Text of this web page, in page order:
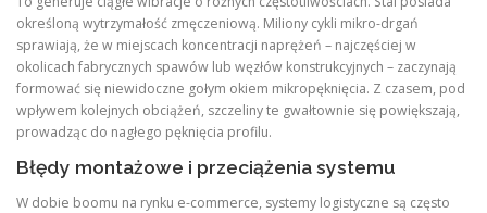
określoną wytrzymałość zmęczeniową. Miliony cykli mikro-drgań
sprawiają, że w miejscach koncentracji naprężeń – najczęściej w
okolicach fabrycznych spawów lub węzłów konstrukcyjnych – zaczynają
formować się niewidoczne gołym okiem mikropęknięcia. Z czasem, pod
wpływem kolejnych obciążeń, szczeliny te gwałtownie się powiększają,
prowadząc do nagłego pęknięcia profilu.
Błędy montażowe i przeciążenia systemu
W dobie boomu na rynku e-commerce, systemy logistyczne są często